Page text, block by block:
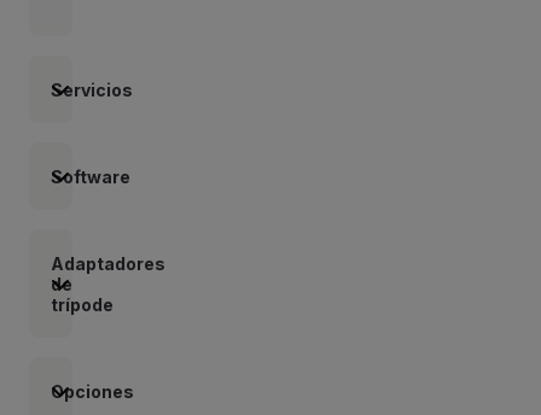
Servicios
Software
Adaptadores
de
trípode
Opciones